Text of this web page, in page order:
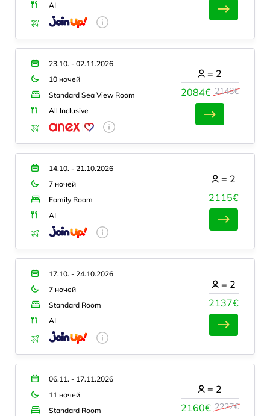
AI
23.10. - 02.11.2026
10 ночей
Standard Sea View Room
All Inclusive
2084€ 2148€
= 2
14.10. - 21.10.2026
7 ночей
Family Room
AI
2115€
= 2
17.10. - 24.10.2026
7 ночей
Standard Room
AI
2137€
= 2
06.11. - 17.11.2026
11 ночей
Standard Room
2160€ 2227€
= 2